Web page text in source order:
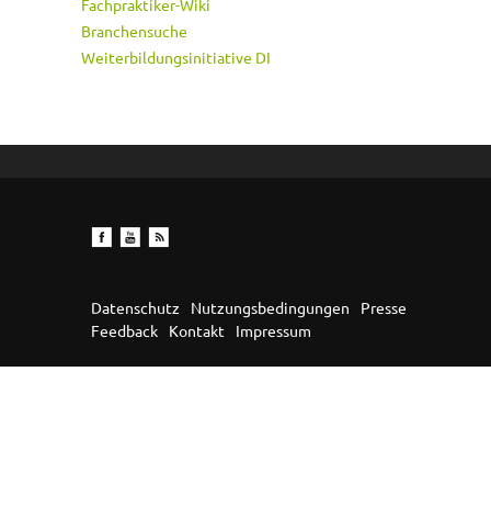
Fachpraktiker-Wiki
Branchensuche
Weiterbildungsinitiative DI
Datenschutz Nutzungsbedingungen
Presse
Feedback
Kontakt Impressum